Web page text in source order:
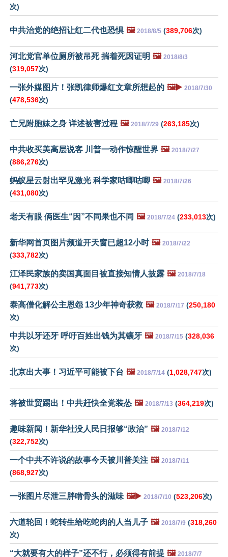
次)
中共治党的绝招让红二代也恐惧 🖼️ 2018/8/5 (389,706次)
河北党官单位厕所被吊死 揣着死因证明 🖼️ 2018/8/3
(319,057次)
一张外媒图片！张凯律师爆红文章所想起的 🖼️▶️ 2018/7/30
(478,536次)
亡兄附胞妹之身 详述被害过程 🖼️ 2018/7/29 (263,185次)
中共收买美高层说客 川普一动作惊醒世界 🖼️ 2018/7/27
(886,276次)
蚂蚁星云射出罕见激光 科学家咕唧咕唧 🖼️ 2018/7/26
(431,080次)
老天有眼 俩医生“因”不同果也不同 🖼️ 2018/7/24 (233,013次)
新华网首页图片频道开天窗已超12小时 🖼️ 2018/7/22
(333,782次)
江泽民家族的卖国真面目被直接知情人披露 🖼️ 2018/7/18
(941,773次)
泰高僧化解公主恩怨 13少年神奇获救 🖼️ 2018/7/17 (250,180
次)
中共以牙还牙 呼吁百姓出钱为其镶牙 🖼️ 2018/7/15 (328,036
次)
北京出大事！习近平可能被下台 🖼️ 2018/7/14 (1,028,747次)
将被世贸踢出！中共赶快全党装怂 🖼️ 2018/7/13 (364,219次)
趣味新闻！新华社没人民日报够“政治” 🖼️ 2018/7/12
(322,752次)
一个中共不许说的故事今天被川普关注 🖼️ 2018/7/11
(868,927次)
一张图片尽泄三胖啃骨头的滋味 🖼️▶️ 2018/7/10 (523,206次)
六道轮回！蛇转生给吃蛇肉的人当儿子 🖼️ 2018/7/9 (318,260
次)
“大就要有大的样子”还不行，必须得有前提 🖼️ 2018/7/7